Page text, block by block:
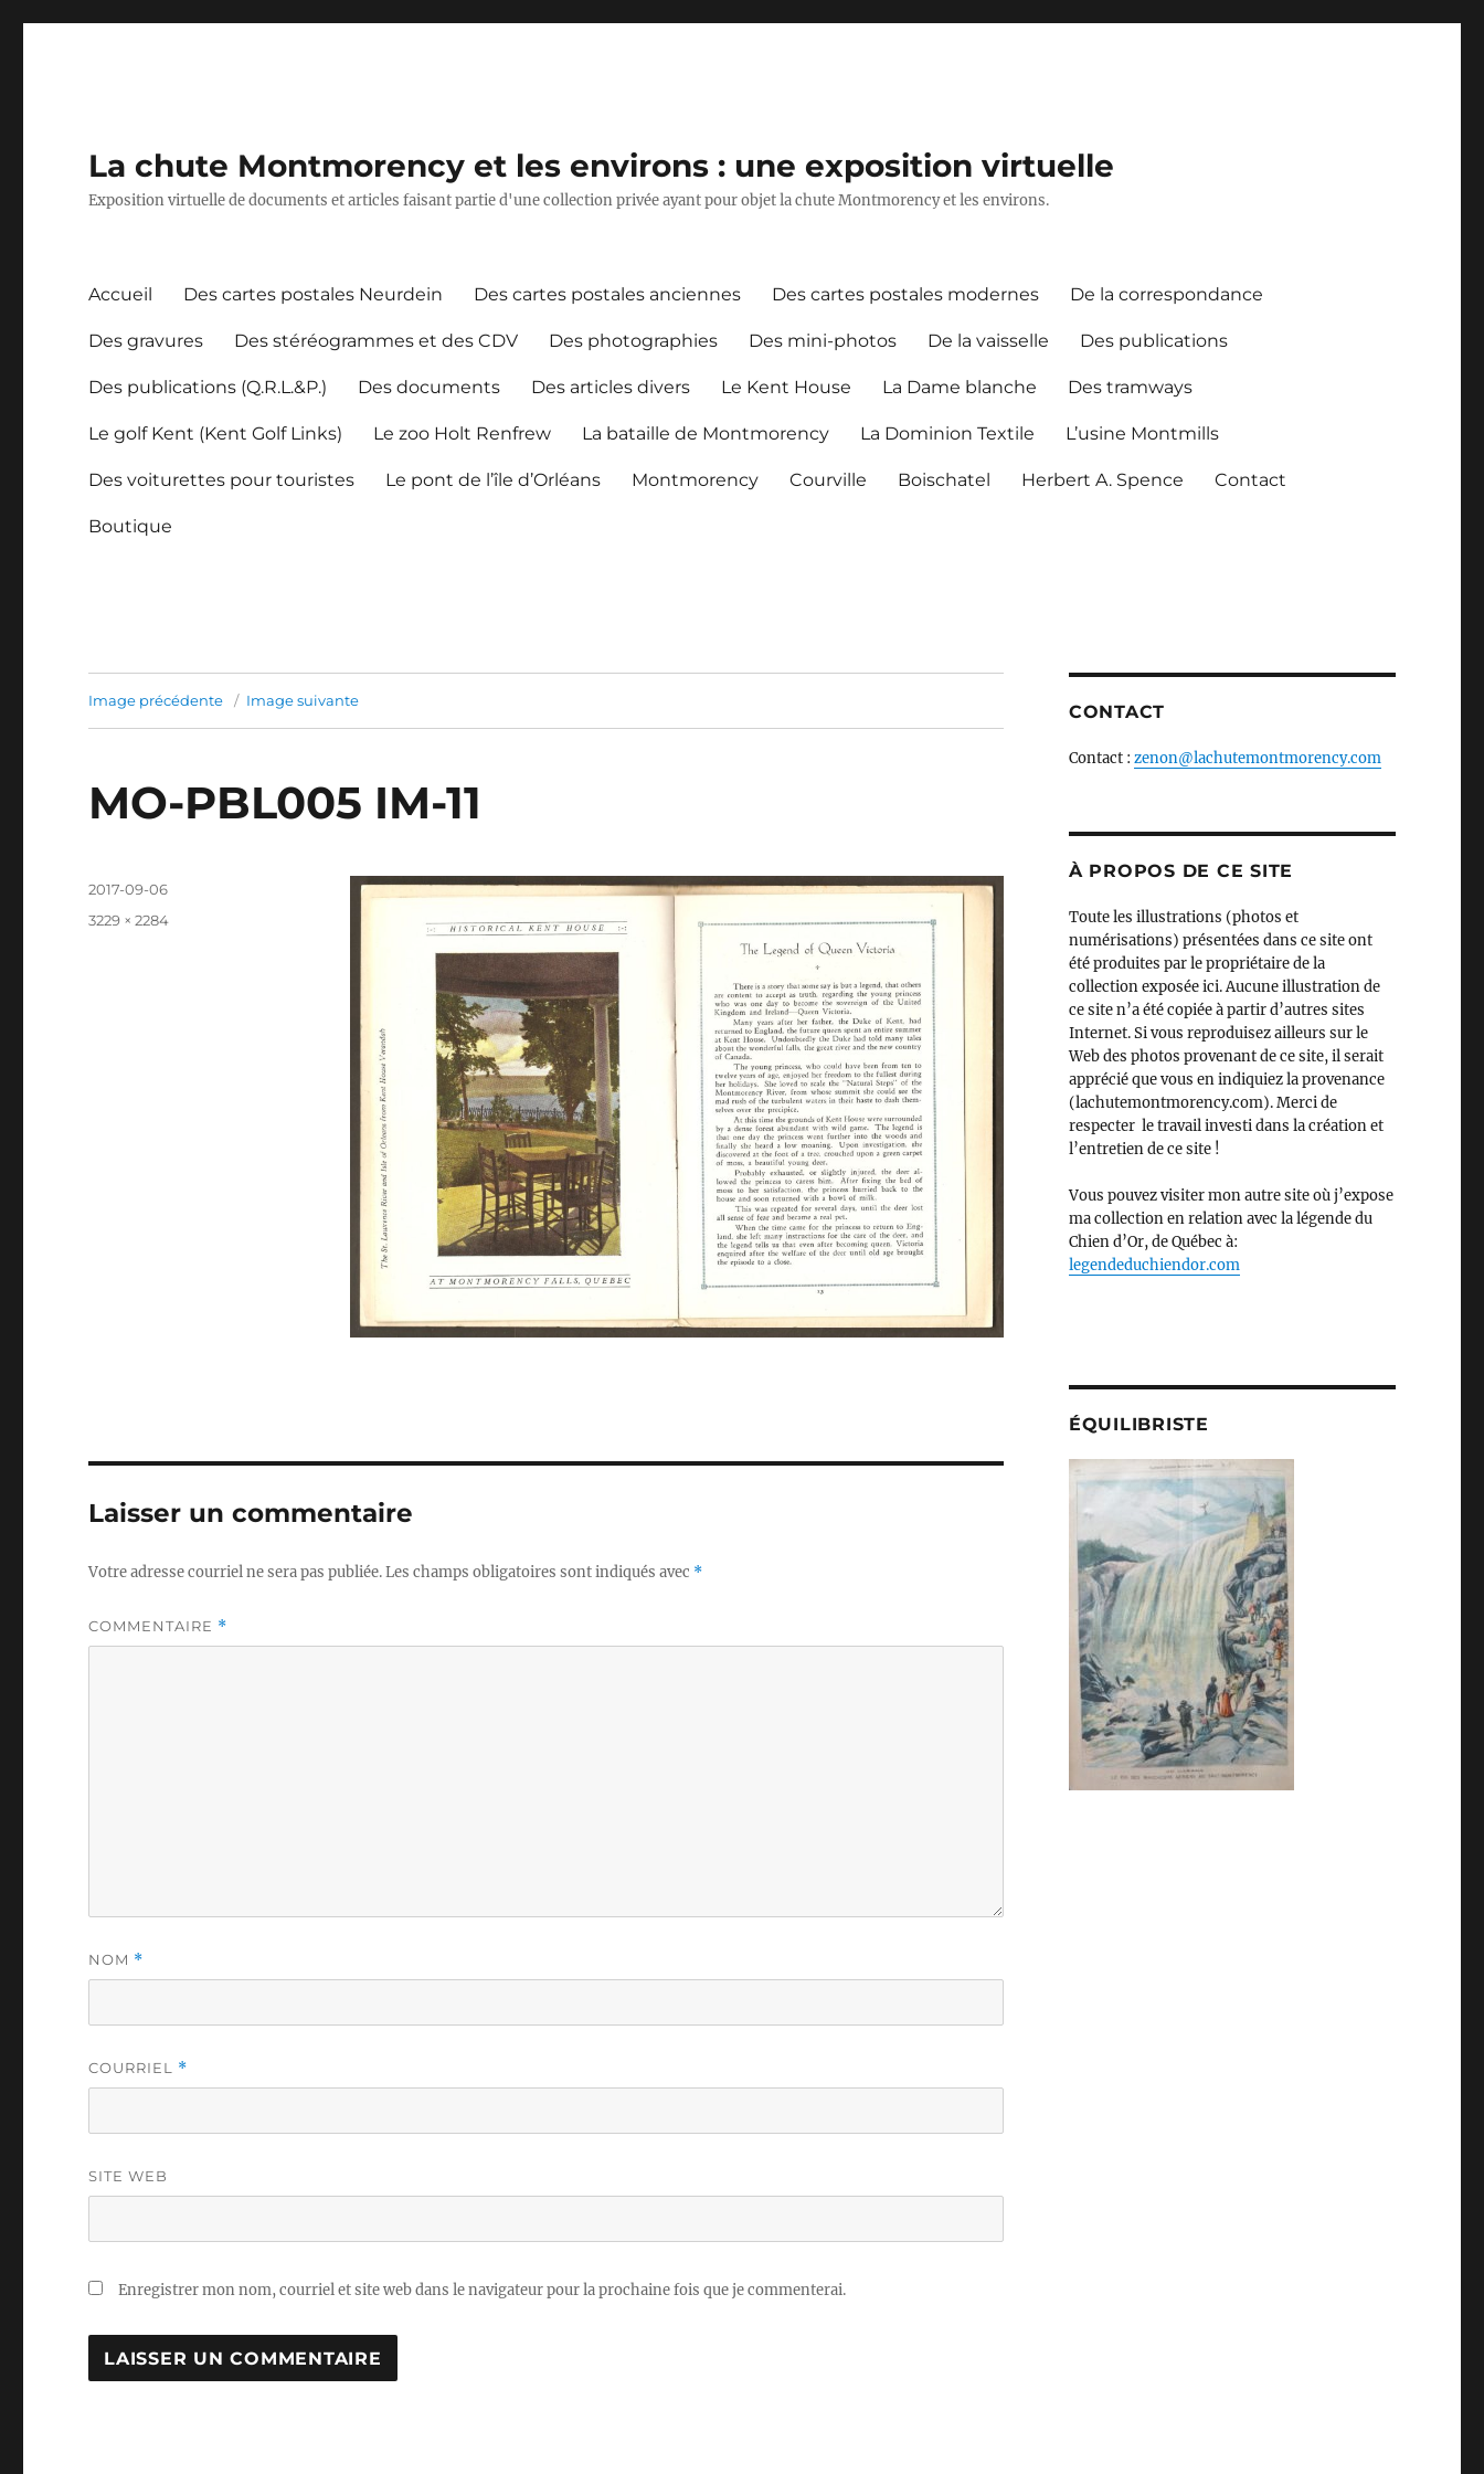
La chute Montmorency et les environs : une exposition virtuelle
Exposition virtuelle de documents et articles faisant partie d'une collection privée ayant pour objet la chute Montmorency et les environs.
Accueil Des cartes postales Neurdein Des cartes postales anciennes Des cartes postales modernes De la correspondance
Des gravures Des stéréogrammes et des CDV Des photographies Des mini-photos De la vaisselle Des publications
Des publications (Q.R.L.&P.) Des documents Des articles divers Le Kent House La Dame blanche Des tramways
Le golf Kent (Kent Golf Links) Le zoo Holt Renfrew La bataille de Montmorency La Dominion Textile L’usine Montmills
Des voiturettes pour touristes Le pont de l’île d’Orléans Montmorency Courville Boischatel Herbert A. Spence Contact
Boutique
Image précédente Image suivante
MO-PBL005 IM-11
Publié
2017-09-06
Taille
3229 × 2284
Laisser un commentaire
Votre adresse courriel ne sera pas publiée.Les champs obligatoires sont indiqués avec *
COMMENTAIRE *
NOM *
COURRIEL *
SITE WEB
Enregistrer mon nom, courriel et site web dans le navigateur pour la prochaine fois que je commenterai.
CONTACT
Contact : zenon@lachutemontmorency.com
À PROPOS DE CE SITE
Toute les illustrations (photos et
numérisations) présentées dans ce site ont
été produites par le propriétaire de la
collection exposée ici. Aucune illustration de
ce site n’a été copiée à partir d’autres sites
Internet. Si vous reproduisez ailleurs sur le
Web des photos provenant de ce site, il serait
apprécié que vous en indiquiez la provenance
(lachutemontmorency.com). Merci de
respecter le travail investi dans la création et
l’entretien de ce site !
Vous pouvez visiter mon autre site où j’expose
ma collection en relation avec la légende du
Chien d’Or, de Québec à:
legendeduchiendor.com
ÉQUILIBRISTE